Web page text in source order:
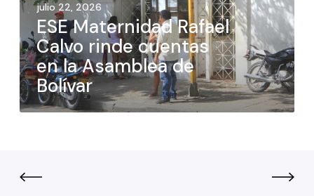
julio 22, 2026
ESE Maternidad Rafael
Calvo rinde cuentas
en la Asamblea de
Bolívar